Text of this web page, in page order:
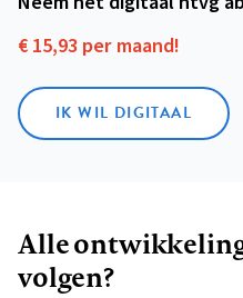
€ 15,93 per maand!
IK WIL DIGITAAL
Alle
volgen?